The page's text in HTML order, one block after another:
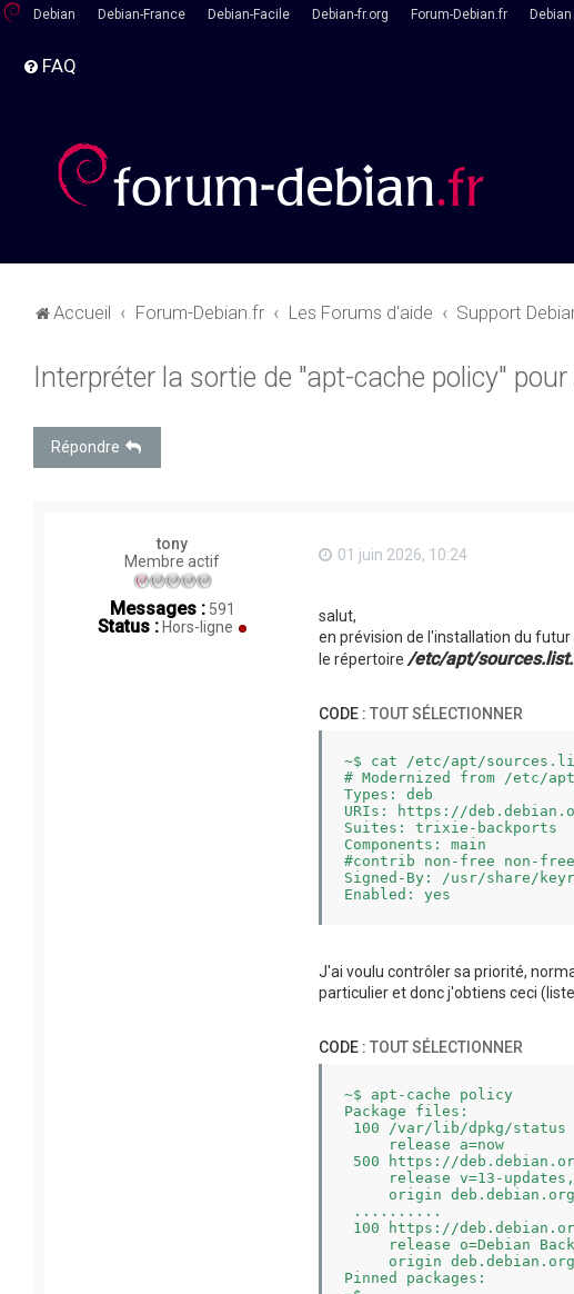
Debian Debian-France Debian-Facile Debian-fr.org Forum-Debian.fr Debian
FAQ
Accueil Forum-Debian.fr Les Forums d'aide Support
Interpréter la sortie de "apt-cache policy"
Répondre
tony
Membre actif
Messages :591
Status : Hors-ligne
01 juin 2026, 10:24
salut,
en prévision de l'installation du
le répertoire /etc/apt/
CODE : TOUT SÉLECTIONNER
~$ cat /etc/apt/
# Modernized from /etc/
Types: deb
URIs: https://
Suites: trixie-backports
Components: main
#contrib non-free non-
Signed-By: /usr/share/
J'ai voulu contrôler sa priorité,
particulier et donc j'obtiens ceci
CODE : TOUT SÉLECTIONNER
~$ apt-cache policy
Package files:
100 /var/lib/dpkg/status
     release a=now
500 https://
release v=13-
     origin deb.debian.org
..........
100 https://
release o=Debian
     origin deb.debian.org
Pinned packages: